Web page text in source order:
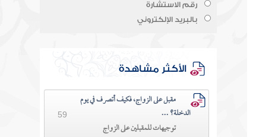
رقم الاستشارة
بالبريد الإلكتروني
الأكثر مشاهدة
مقبل على الزواج، فكيف أتصرف في يوم
الدخلة؟ ...
توجيهات للمقبلين على الزواج
59